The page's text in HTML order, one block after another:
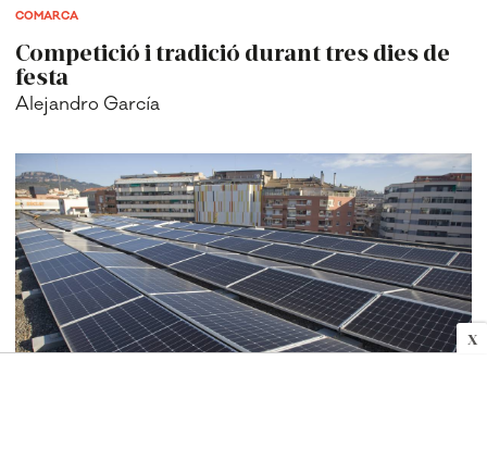
X
COMARCA
Competició i tradició durant tres dies de
festa
Alejandro García